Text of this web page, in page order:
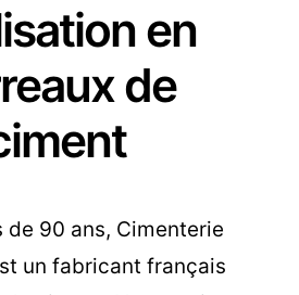
en
de
de 90 ans, Cimenterie
un fabricant français